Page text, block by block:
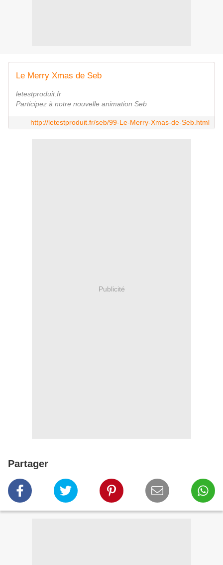
Le Merry Xmas de Seb
letestproduit.fr
Participez à notre nouvelle animation Seb
http://letestproduit.fr/seb/99-Le-Merry-Xmas-de-Seb.html
Publicité
Partager